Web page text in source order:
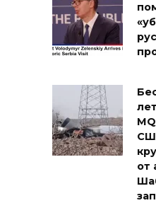
от